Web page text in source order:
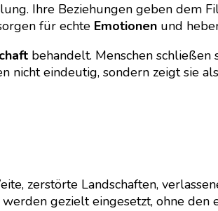
Ihre Beziehungen geben dem
für echte Emotionen und
behandelt. Menschen
nicht eindeutig, sondern zeigt sie
zerstörte Landschaften,
gezielt eingesetzt, ohne